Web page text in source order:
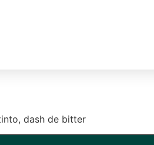
dash de bitter